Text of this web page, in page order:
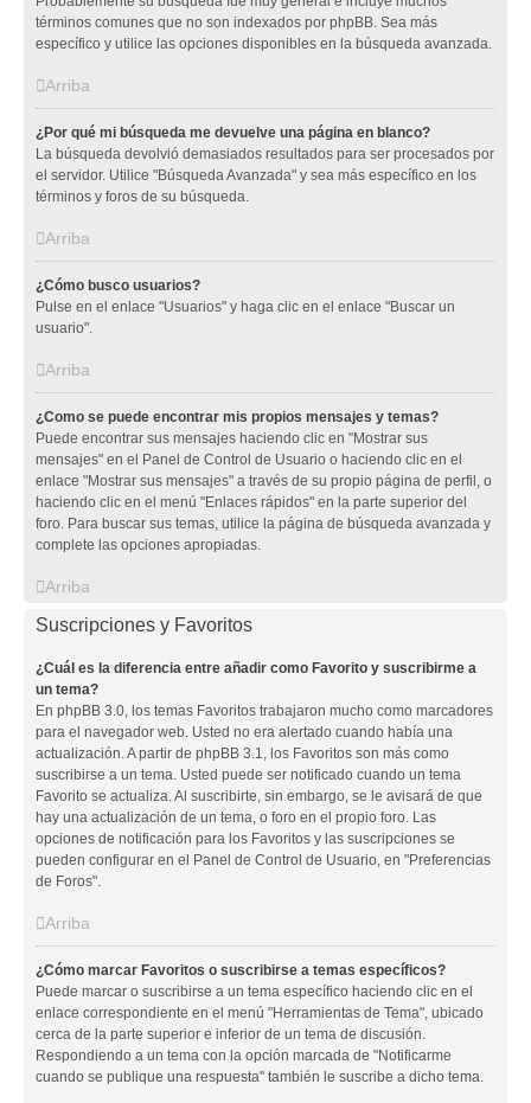
términos comunes que no son indexados por phpBB. Sea más
específico y utilice las opciones disponibles en la búsqueda avanzada.
Arriba
¿Por qué mi búsqueda me devuelve una página en blanco?
La búsqueda devolvió demasiados resultados para ser procesados por
el servidor. Utilice "Búsqueda Avanzada" y sea más específico en los
términos y foros de su búsqueda.
Arriba
¿Cómo busco usuarios?
Pulse en el enlace "Usuarios" y haga clic en el enlace "Buscar un
usuario".
Arriba
¿Como se puede encontrar mis propios mensajes y temas?
Puede encontrar sus mensajes haciendo clic en "Mostrar sus
mensajes" en el Panel de Control de Usuario o haciendo clic en el
enlace "Mostrar sus mensajes" a través de su propio página de perfil, o
haciendo clic en el menú "Enlaces rápidos" en la parte superior del
foro. Para buscar sus temas, utilice la página de búsqueda avanzada y
complete las opciones apropiadas.
Arriba
Suscripciones y Favoritos
¿Cuál es la diferencia entre añadir como Favorito y suscribirme a
un tema?
En phpBB 3.0, los temas Favoritos trabajaron mucho como marcadores
para el navegador web. Usted no era alertado cuando había una
actualización. A partir de phpBB 3.1, los Favoritos son más como
suscribirse a un tema. Usted puede ser notificado cuando un tema
Favorito se actualiza. Al suscribirte, sin embargo, se le avisará de que
hay una actualización de un tema, o foro en el propio foro. Las
opciones de notificación para los Favoritos y las suscripciones se
pueden configurar en el Panel de Control de Usuario, en "Preferencias
de Foros".
Arriba
¿Cómo marcar Favoritos o suscribirse a temas específicos?
Puede marcar o suscribirse a un tema específico haciendo clic en el
enlace correspondiente en el menú "Herramientas de Tema", ubicado
cerca de la parte superior e inferior de un tema de discusión.
Respondiendo a un tema con la opción marcada de "Notificarme
cuando se publique una respuesta" también le suscribe a dicho tema.